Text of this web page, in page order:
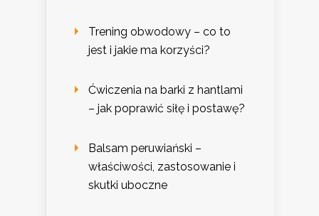
Trening obwodowy – co to
jest i jakie ma korzyści?
Ćwiczenia na barki z hantlami
– jak poprawić siłę i postawę?
Balsam peruwiański –
właściwości, zastosowanie i
skutki uboczne